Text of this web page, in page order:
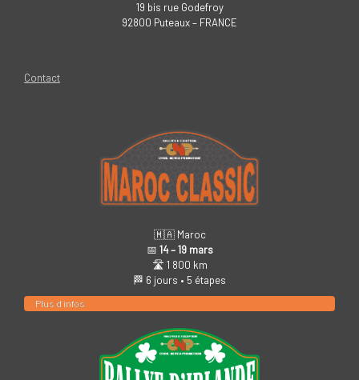
19 bis rue Godefroy
92800 Puteaux – FRANCE
Contact
🇲🇦 Maroc
📅 14 – 19 mars
🛣️ 1 800 km
🏁 6 jours • 5 étapes
Plus d’infos